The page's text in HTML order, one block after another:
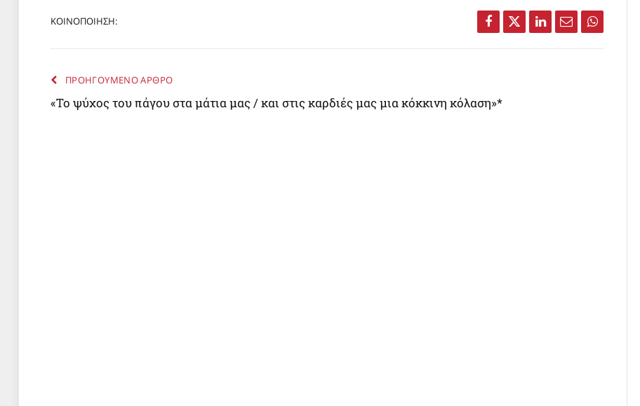
ΚΟΙΝΟΠΟΙΗΣΗ:
Facebook
TwitterLinkedIn
EmailWhatsApp
ΠΡΟΗΓΟΥΜΕΝΟ ΑΡΘΡΟ
«Το ψύχος του πάγου στα μάτια μας / και στις καρδιές μας μια κόκκινη κόλαση»*